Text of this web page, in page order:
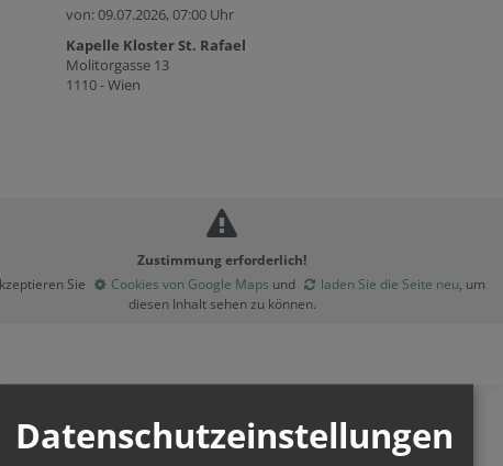
von: 09.07.2026,07:00 Uhr
Kapelle Kloster St. Rafael
Molitorgasse 13
1110 - Wien
Zustimmung erforderlich!
Sie
Cookies von Google Maps und laden Sie die Seite neu, um
diesen Inhalt sehen zu können.
Datenschutzeinstellungen